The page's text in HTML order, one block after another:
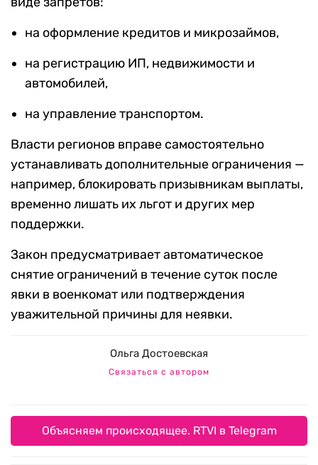
на оформление кредитов и микрозаймов,
на регистрацию ИП, недвижимости и
автомобилей,
на управление транспортом.
Власти регионов вправе самостоятельно
устанавливать дополнительные ограничения —
например, блокировать призывникам выплаты,
временно лишать их льгот и других мер
поддержки.
Закон предусматривает автоматическое
снятие ограничений в течение суток после
явки в военкомат или подтверждения
уважительной причины для неявки.
Ольга Достоевская
Связаться с автором
Объясняем происходящее. RTVI в Telegram